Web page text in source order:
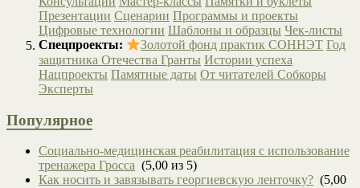
Презентации Сценарии Программы и проекты
Цифровые технологии Шаблоны и образцы Чек-листы
Спецпроекты:
Золотой фонд практик СОННЭТ Год
защитника Отечества Гранты Истории успеха
Нацпроекты Памятные даты От читателей Собкоры
Эксперты
Популярное
Социально-медицинская реабилитация с использование
тренажера Гросса (5,00 из 5)
Как носить и завязывать георгиевскую ленточку? (5,00